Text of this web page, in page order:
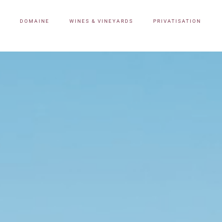
DOMAINE WINES & VINEYARDS PRIVATISATION